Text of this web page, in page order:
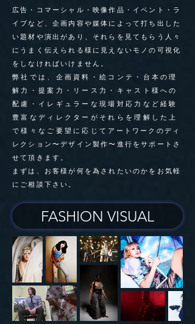
広告・コマーシャル・映像作品・イベント・ラ
イブなど、企画内容や媒体によって打ち出した
い題材や演出があり、それらを見てもらう人々
にうまく伝えられる様に見えないモノの可視化
をしなければいけません。
弊社では、企画資料・絵コンテ・台本の理
解力・提案力・リース力・キャスト様への
配慮・イレギュラーな現場対応力など経験
豊富なディレクターがそれらを理解した上
で様々なご要望に応じて アートワークのディ
レクション〜デザイン製作〜進行をサポートさ
せて頂きます。
まずは、お客様が何を為されたいのかをお気軽
にご相談下さい。
FASHION VISUAL